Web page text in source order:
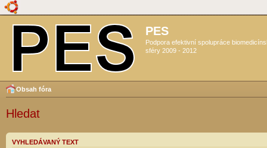
PES
Podpora efektivní spolupráce
sféry 2009 - 2012
Obsah fóra
Hledat
VYHLEDÁVANÝ TEXT